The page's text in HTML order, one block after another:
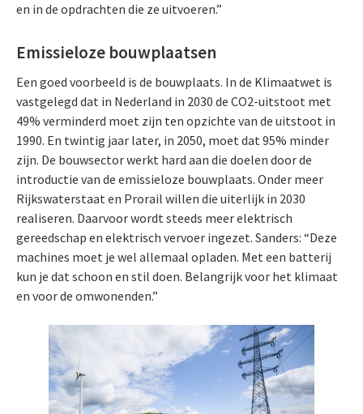
en in de opdrachten die ze uitvoeren.”
Emissieloze bouwplaatsen
Een goed voorbeeld is de bouwplaats. In de Klimaatwet is
vastgelegd dat in Nederland in 2030 de CO2-uitstoot met
49% verminderd moet zijn ten opzichte van de uitstoot in
1990. En twintig jaar later, in 2050, moet dat 95% minder
zijn. De bouwsector werkt hard aan die doelen door de
introductie van de emissieloze bouwplaats. Onder meer
Rijkswaterstaat en Prorail willen die uiterlijk in 2030
realiseren. Daarvoor wordt steeds meer elektrisch
gereedschap en elektrisch vervoer ingezet. Sanders: “Deze
machines moet je wel allemaal opladen. Met een batterij
kun je dat schoon en stil doen. Belangrijk voor het klimaat
en voor de omwonenden.”